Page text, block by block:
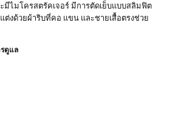
มีไมโครสตรัคเจอร์ มีการตัดเย็บแบบสลิมฟิต
งด้วยผ้าริบที่คอ แขน และชายเสื้อตรงช่วย
ดูแล